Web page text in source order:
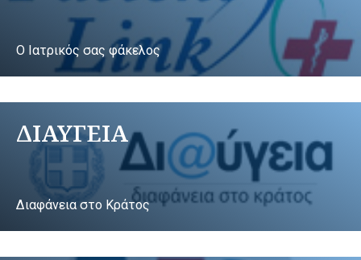
Ο Ιατρικός σας φάκελος
ΔΙΑΥΓΕΙΑ
Διαφάνεια στο Κράτος